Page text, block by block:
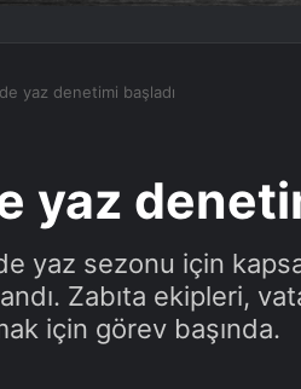
yaz denetimi başladı
yaz
yaz sezonu için
Zabıta ekipleri,
için görev başında.